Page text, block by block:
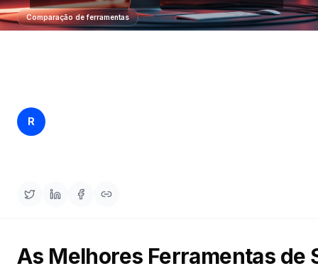
Rastreamento
de
palavras-
chave
Integrações
Preços
Comparação de ferramentas
R
As Melhores Ferramentas de